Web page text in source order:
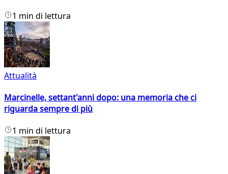
1 min di lettura
Attualità
Marcinelle, settant'anni dopo: una memoria che ci
riguarda sempre di più
1 min di lettura